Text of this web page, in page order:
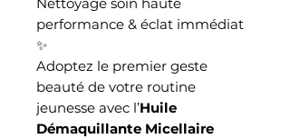
performance & éclat immédiat
✨
Adoptez le premier geste
beauté de votre routine
jeunesse avec l’Huile
Démaquillante Micellaire